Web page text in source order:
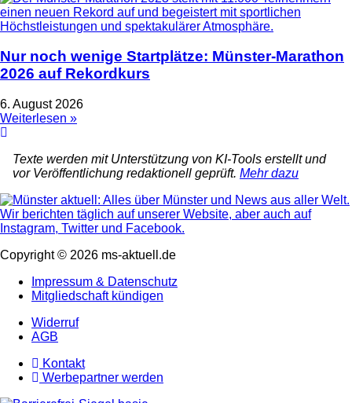
Nur noch wenige Startplätze: Münster-Marathon
2026 auf Rekordkurs
6. August 2026
Weiterlesen »
Texte werden mit Unterstützung von KI-Tools erstellt und
vor Veröffentlichung redaktionell geprüft. Mehr dazu
Copyright © 2026 ms-aktuell.de
Impressum & Datenschutz
Mitgliedschaft kündigen
Widerruf
AGB
Kontakt
Werbepartner werden